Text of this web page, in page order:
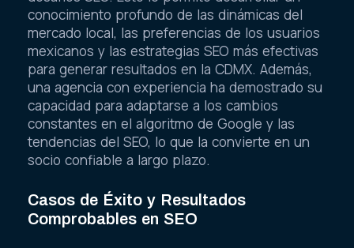
conocimiento profundo de las dinámicas del
mercado local, las preferencias de los usuarios
mexicanos y las estrategias SEO más efectivas
para generar resultados en la CDMX. Además,
una agencia con experiencia ha demostrado su
capacidad para adaptarse a los cambios
constantes en el algoritmo de Google y las
tendencias del SEO, lo que la convierte en un
socio confiable a largo plazo.
Casos de Éxito y Resultados
Comprobables en SEO